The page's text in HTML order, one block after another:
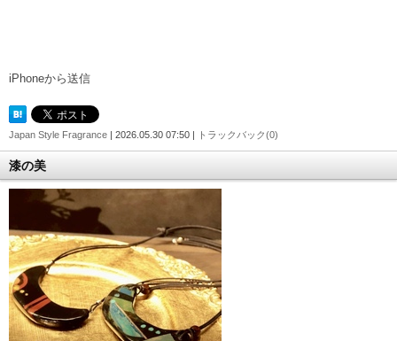
iPhoneから送信
Japan Style Fragrance | 2026.05.30 07:50 | トラックバック(0)
漆の美